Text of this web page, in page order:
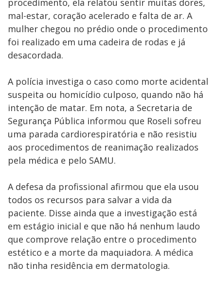
procedimento, ela relatou sentir muitas dores,
mal-estar, coração acelerado e falta de ar. A
mulher chegou no prédio onde o procedimento
foi realizado em uma cadeira de rodas e já
desacordada.
A polícia investiga o caso como morte acidental
suspeita ou homicídio culposo, quando não há
intenção de matar. Em nota, a Secretaria de
Segurança Pública informou que Roseli sofreu
uma parada cardiorespiratória e não resistiu
aos procedimentos de reanimação realizados
pela médica e pelo SAMU.
A defesa da profissional afirmou que ela usou
todos os recursos para salvar a vida da
paciente. Disse ainda que a investigação está
em estágio inicial e que não há nenhum laudo
que comprove relação entre o procedimento
estético e a morte da maquiadora. A médica
não tinha residência em dermatologia.